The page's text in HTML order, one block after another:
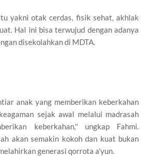
yakni otak cerdas, fisik sehat, akhlak
Hal ini bisa terwujud dengan adanya
disekolahkan di MDTA.
anak yang memberikan keberkahan
sejak awal melalui madrasah
keberkahan,'' ungkap Fahmi.
akan semakin kokoh dan kuat bukan
generasi qorrota a'yun.